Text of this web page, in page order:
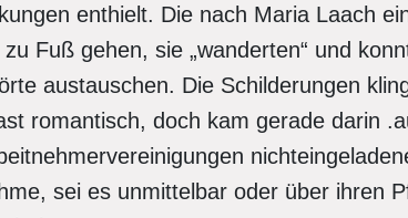
enthielt. Die nach Maria Laach
Fuß gehen, sie „wanderten“ und
austauschen. Die Schilderungen
romantisch, doch kam gerade darin
sei es unmittelbar oder über ihren